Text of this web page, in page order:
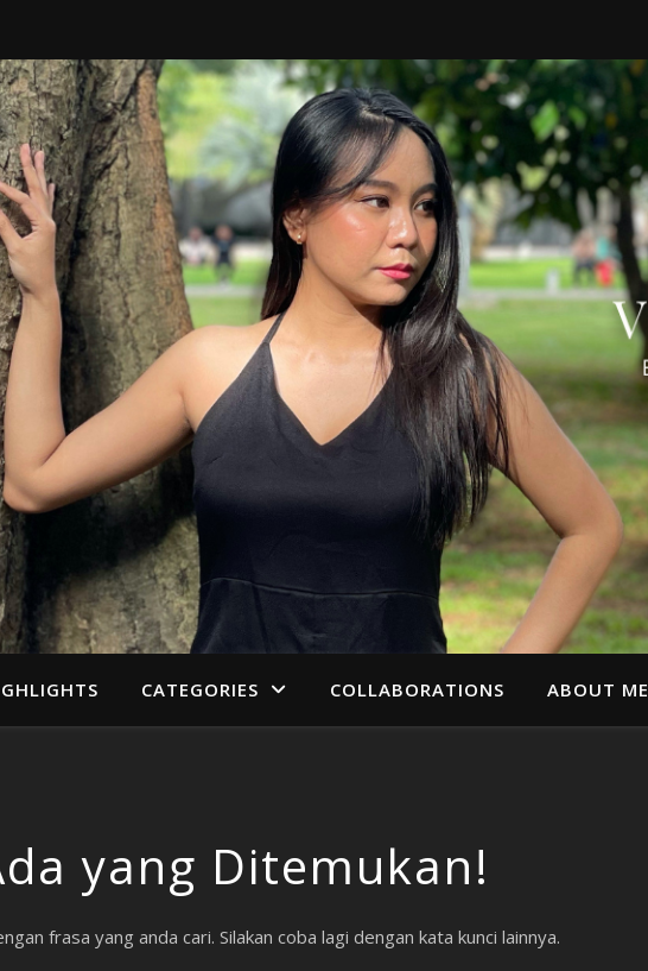
CATEGORIES COLLABORATIONS ABOUT ME
yang Ditemukan!
frasa yang anda cari. Silakan coba lagi dengan kata kunci lainnya.